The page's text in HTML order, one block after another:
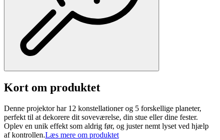
Kort om produktet
Denne projektor har 12 konstellationer og 5 forskellige planeter,
perfekt til at dekorere dit soveværelse, din stue eller dine fester.
Oplev en unik effekt som aldrig før, og juster nemt lyset ved hjælp
af kontrollen.Læs mere om produktet